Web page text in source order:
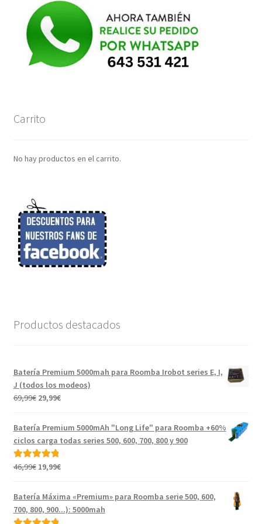
Carrito
No hay productos en el carrito.
Productos destacados
Batería Premium 5000mah para Roomba Irobot series E, I,
J (todos los modeos)
69,99€ El
original
69,99€.
29,99€El
actual
es:
Batería Premium 5000mAh "Long Life" para Roomba +60%
ciclos carga todas series 500, 600, 700, 800 y 900
Valorado con
46,99€ El
original
era:
46,99€.
19,99€El
actual
es:
19,99€.
Batería Máxima «Premium» para Roomba serie 500, 600,
700, 800, 900...): 5000mah